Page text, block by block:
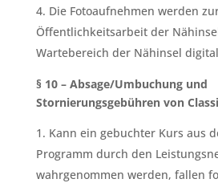
Die Fotoaufnehmen werden
Öffentlichkeitsarbeit der
Wartebereich der Nähinsel
§ 10 – Absage/Umbuchung und
Stornierungsgebühren von
Kann ein gebuchter Kurs aus
Programm durch den
wahrgenommen werden, fallen